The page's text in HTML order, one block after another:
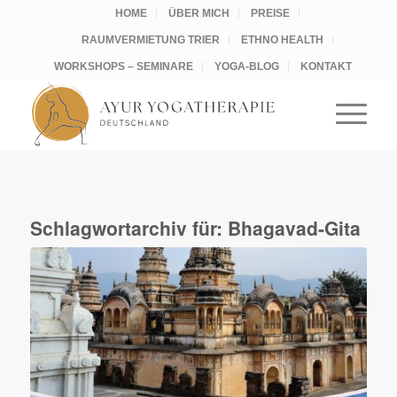
HOME ÜBER MICH PREISE
RAUMVERMIETUNG TRIER ETHNO HEALTH
WORKSHOPS – SEMINARE YOGA-BLOG KONTAKT
Schlagwortarchiv für: Bhagavad-Gita